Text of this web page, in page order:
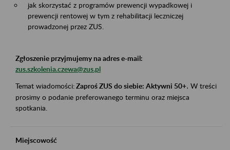
jak skorzystać z programów prewencji wypadkowej i
prewencji rentowej w tym z rehabilitacji leczniczej
prowadzonej przez ZUS.
Zgłoszenie przyjmujemy na adres e-mail:
zus.szkolenia.czewa@zus.pl
Temat wiadomości:Zaproś ZUS do siebie: Aktywni 50+. W treści
prosimy o podanie preferowanego terminu oraz miejsca
spotkania.
Miejscowość